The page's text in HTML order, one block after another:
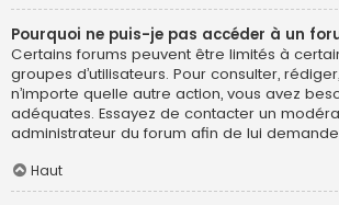
Pourquoi ne puis-je pas accéder à un
Certains forums peuvent être limités à
groupes d’utilisateurs. Pour consulter,
n’importe quelle autre action, vous avez
adéquates. Essayez de contacter un
administrateur du forum afin de lui
Haut